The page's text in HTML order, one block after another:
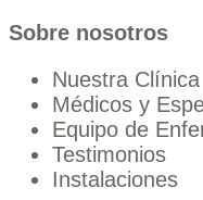
Sobre nosotros
Nuestra Clínica
Médicos y
Equipo de
Testimonios
Instalaciones